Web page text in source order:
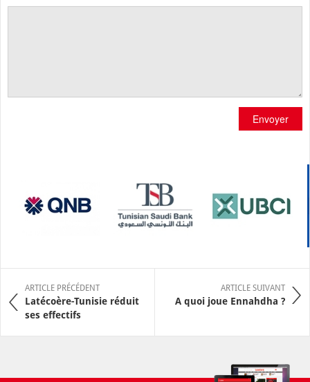
Envoyer
ARTICLE PRÉCÉDENT
Latécoère-Tunisie réduit
ses effectifs
ARTICLE SUIVANT
A quoi joue Ennahdha ?